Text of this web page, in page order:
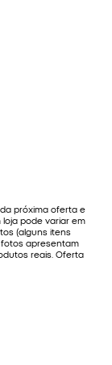
próxima oferta e
pode variar em
(alguns itens
apresentam
reais. Oferta